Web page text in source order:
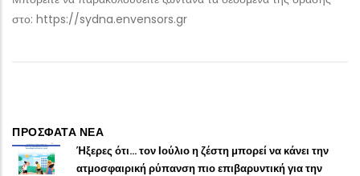
στο: https://sydna.envensors.gr
ΠΡΟΣΦΑΤΑ ΝΕΑ
Ήξερες ότι… τον Ιούλιο η ζέστη μπορεί να κάνει την
ατμοσφαιρική ρύπανση πιο επιβαρυντική για την